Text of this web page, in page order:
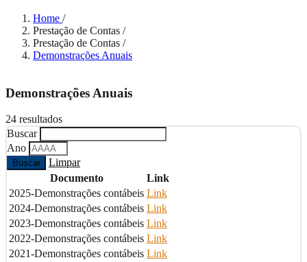
Home /
Prestação de Contas /
Prestação de Contas /
Demonstrações Anuais
Demonstrações Anuais
24 resultados
Buscar
Ano
Buscar
Limpar
Documento
Link
2025-Demonstrações contábeis Link
2024-Demonstrações contábeis Link
2023-Demonstrações contábeis Link
2022-Demonstrações contábeis Link
2021-Demonstrações contábeis Link